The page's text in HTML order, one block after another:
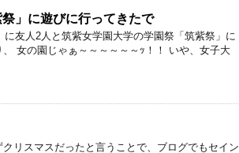
」に遊びに行ってきたで
友人2人と筑紫女学園大学の学園祭「筑紫祭」に
女の園じゃぁ～～～～～～ｯ！！ いや、女子大
リスマスだったと言うことで、ブログでもセイン